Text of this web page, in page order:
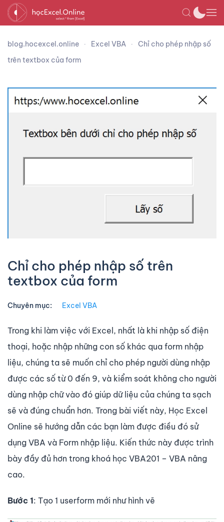
blog.hocexcel.online Excel VBA
Chỉ cho phép nhập số
trên textbox của form
Chỉ cho phép nhập số trên
textbox của form
Chuyên mục: Excel VBA
Trong khi làm việc với Excel, nhất là khi nhập số điện
thoại, hoặc nhập những con số khác qua form nhập
liệu, chúng ta sẽ muốn chỉ cho phép người dùng nhập
được các số từ 0 đến 9, và kiểm soát không cho người
dùng nhập chữ vào đó giúp dữ liệu của chúng ta sạch
sẽ và đúng chuẩn hơn. Trong bài viết này, Học Excel
Online sẽ hướng dẫn các bạn làm được điều đó sử
dụng VBA và Form nhập liệu. Kiến thức này được trình
bày đầy đủ hơn trong khoá học VBA201 – VBA nâng
cao.
Bước 1: Tạo 1 userform mới như hình vẽ